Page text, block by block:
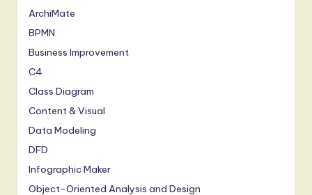
ArchiMate
BPMN
Business Improvement
C4
Class Diagram
Content & Visual
Data Modeling
DFD
Infographic Maker
Object-Oriented Analysis and Design